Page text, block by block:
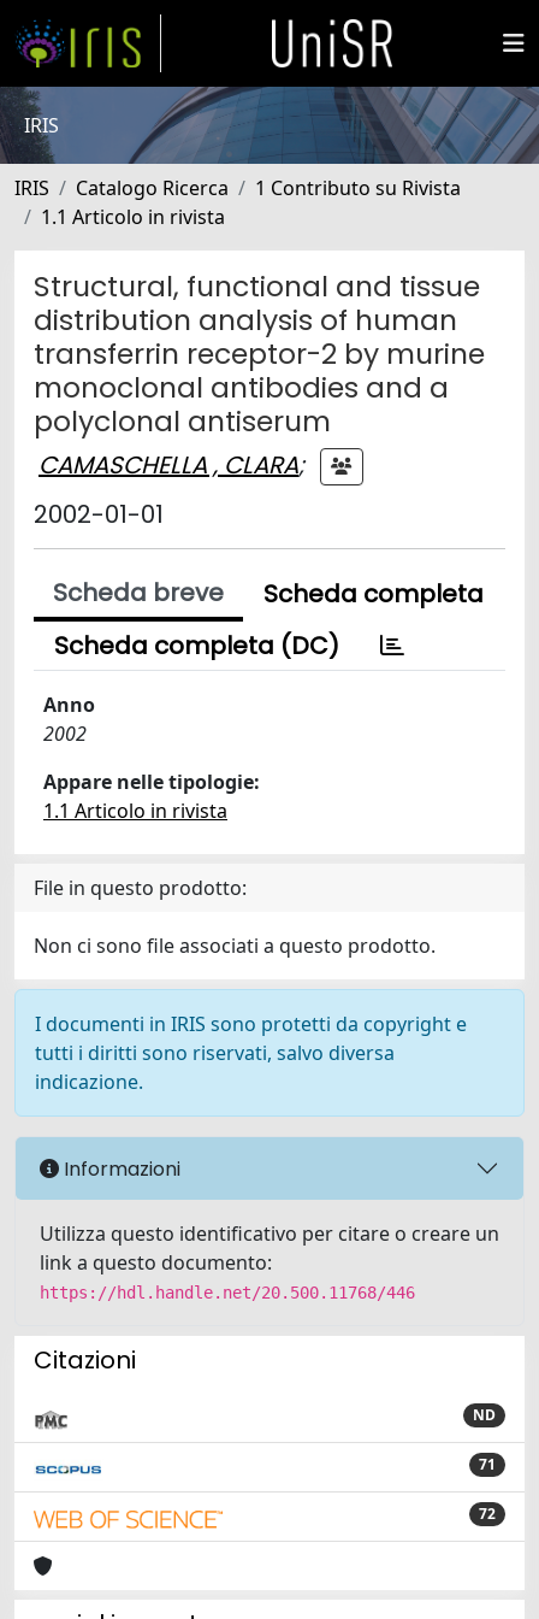
IRIS
IRIS Catalogo Ricerca
1 Contributo su Rivista
1.1 Articolo in rivista
Structural, functional and tissue
distribution analysis of human
transferrin receptor-2 by murine
monoclonal antibodies and a
polyclonal antiserum
CAMASCHELLA , CLARA;
2002-01-01
Scheda breve
Scheda completa
Scheda completa (DC)
Anno
2002
Appare nelle tipologie:
1.1 Articolo in rivista
File in questo prodotto:
Non ci sono file associati a questo prodotto.
I documenti in IRIS sono protetti da copyright e
tutti i diritti sono riservati, salvo diversa
indicazione.
Informazioni
Utilizza questo identificativo per citare o creare un
link a questo documento:
https://hdl.handle.net/20.500.11768/446
Citazioni
ND
71
72